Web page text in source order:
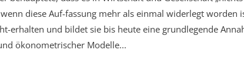
wenn diese Auf-fassung mehr als einmal widerlegt worden
erhalten und bildet sie bis heute eine grundlegende
ökonometrischer Modelle...